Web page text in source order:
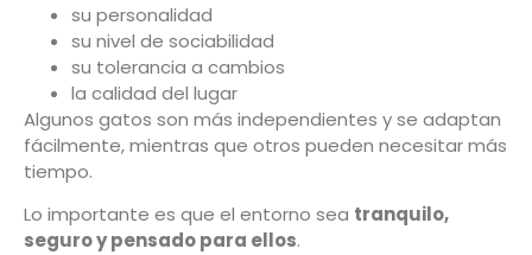
su personalidad
su nivel de sociabilidad
su tolerancia a cambios
la calidad del lugar
Algunos gatos son más independientes y se adaptan
fácilmente, mientras que otros pueden necesitar más
tiempo.
Lo importante es que el entorno sea tranquilo,
seguro y pensado para ellos.